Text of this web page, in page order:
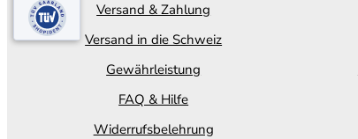
Versand & Zahlung
Versand in die Schweiz
Gewährleistung
FAQ & Hilfe
Widerrufsbelehrung